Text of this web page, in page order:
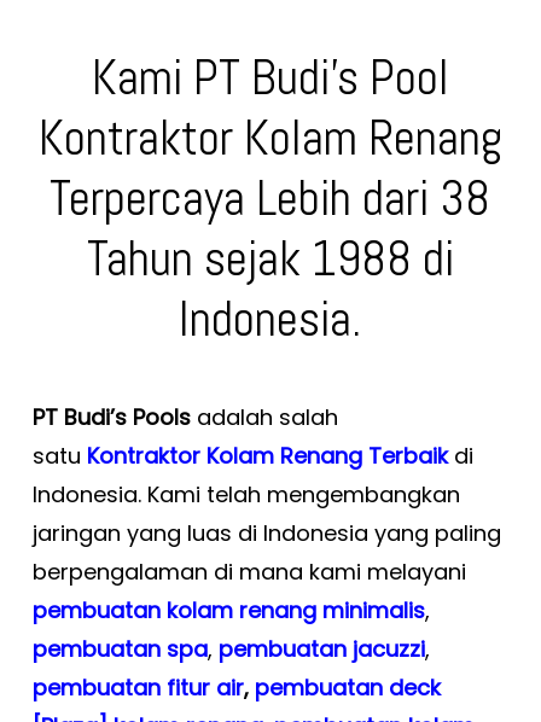
Kami PT Budi’s Pool
Kontraktor Kolam Renang
Terpercaya Lebih dari 38
Tahun sejak 1988 di
Indonesia.
PT Budi’s Poolsadalah salah
satu Kontraktor Kolam Renang Terbaik di
Indonesia. Kami telah mengembangkan
jaringan yang luas di Indonesia yang paling
berpengalaman di mana kami melayani
pembuatan kolam renang minimalis,
pembuatan spa, pembuatan jacuzzi,
pembuatan fitur air, pembuatan deck